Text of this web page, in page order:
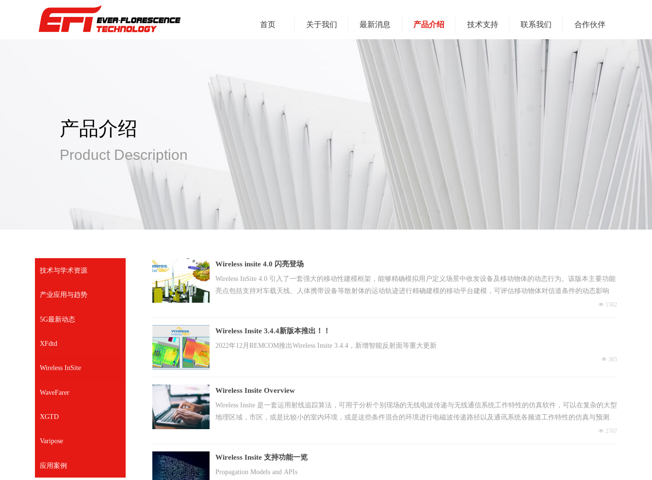
首页 关于我们 最新消息 产品介绍 技术支持 联系我们 合作伙伴
Wireless insite 4.0 闪亮登场
Wireless InSite 4.0 引入了一套强大的移动性建模框架，能够精确模拟用户定义场景中收发设备及移动物体的动态行为。该版本主要功能
亮点包括支持对车载天线、人体携带设备等散射体的运动轨迹进行精确建模的移动平台建模，可评估移动物体对信道条件的动态影响
넶 1582
Wireless Insite 3.4.4新版本推出！！
2022年12月REMCOM推出Wireless Insite 3.4.4，新增智能反射面等重大更新
넶 385
Wireless Insite Overview
​​​​​​​Wireless Insite 是一套运用射线追踪算法，可用于分析个别现场的无线电波传递与无线通信系统工作特性的仿真软件，可以在复杂的大型
地理区域，市区，或是比较小的室内环境，或是这些条件混合的环境进行电磁波传递路径以及通讯系统各频道工作特性的仿真与预测.
넶 2767
Wireless Insite 支持功能一览
Propagation Models and APIs
产品介绍
Product Description
技术与学术资源
产业应用与趋势
5G最新动态
XFdtd
Wireless InSite
WaveFarer
XGTD
Varipose
应用案例